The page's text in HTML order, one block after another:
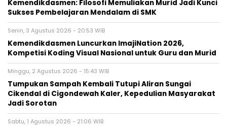
Kemendikdasmen: Filosofi Memuliakan Murid Jadi Kunci
Sukses Pembelajaran Mendalam di SMK
Senin, 3 Agustus 2026 - 20:53 WIB
Kemendikdasmen Luncurkan ImajiNation 2026,
Kompetisi Koding Visual Nasional untuk Guru dan Murid
Minggu, 2 Agustus 2026 - 15:43 WIB
Tumpukan Sampah Kembali Tutupi Aliran Sungai
Cikendal di Cigondewah Kaler, Kepedulian Masyarakat
Jadi Sorotan
Sabtu, 1 Agustus 2026 - 21:06 WIB